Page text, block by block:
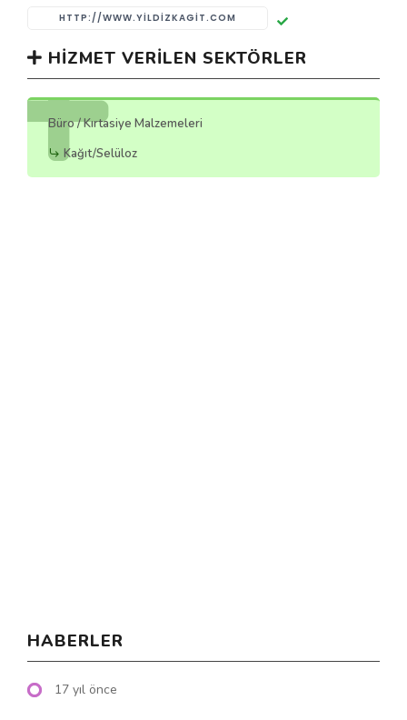
HTTP://WWW.YILDIZKAGIT.COM
HIZMET VERILEN SEKTÖRLER
Büro / Kırtasiye Malzemeleri
Kağıt/Selüloz
HABERLER
17 yıl önce